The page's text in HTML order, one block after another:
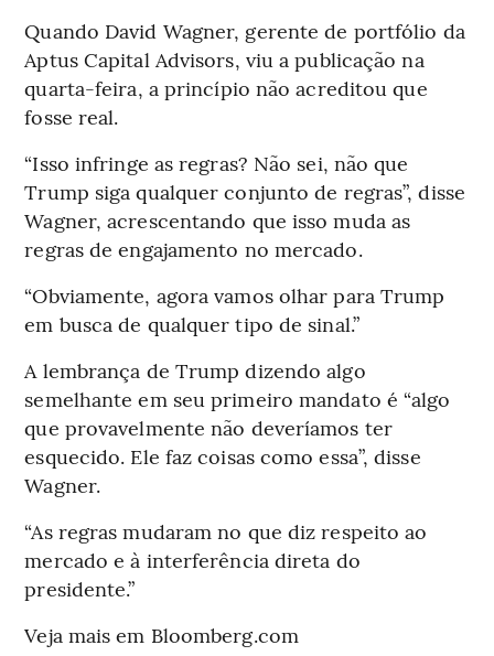
Quando David Wagner, gerente de portfólio da
Aptus Capital Advisors, viu a publicação na
quarta-feira, a princípio não acreditou que
fosse real.
“Isso infringe as regras? Não sei, não que
Trump siga qualquer conjunto de regras”, disse
Wagner, acrescentando que isso muda as
regras de engajamento no mercado.
“Obviamente, agora vamos olhar para Trump
em busca de qualquer tipo de sinal.”
A lembrança de Trump dizendo algo
semelhante em seu primeiro mandato é “algo
que provavelmente não deveríamos ter
esquecido. Ele faz coisas como essa”, disse
Wagner.
“As regras mudaram no que diz respeito ao
mercado e à interferência direta do
presidente.”
Veja mais em Bloomberg.com